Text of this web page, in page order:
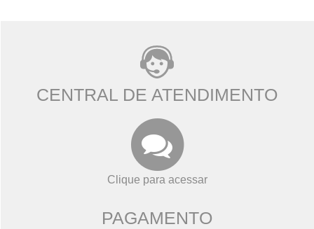
CENTRAL DE ATENDIMENTO
Clique para acessar
PAGAMENTO